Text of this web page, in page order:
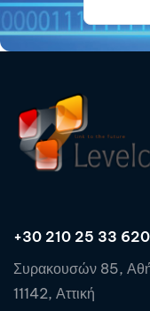
+30 210 25 33 620
Συρακουσών 85,
11142, Αττική